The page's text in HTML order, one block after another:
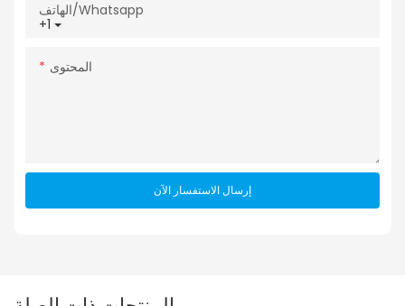
+1
الهاتف/whatsapp
المحتوى
إرسال الاستفسار الآن